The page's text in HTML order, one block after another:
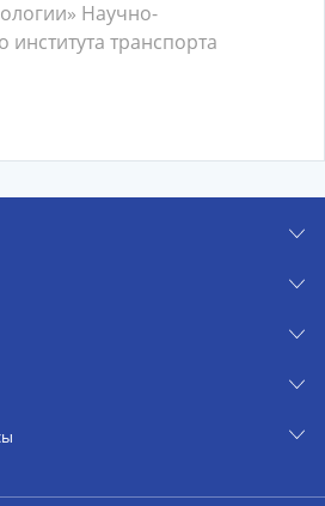
Научно-
института транспорта